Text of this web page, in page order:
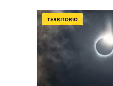
TERRITORIO